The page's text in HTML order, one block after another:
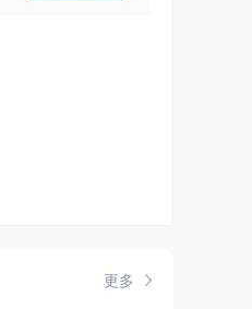
。此外，
戶的資金。
悉交易是有益的。
更多